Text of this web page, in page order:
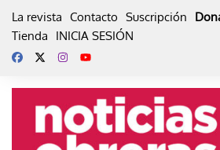
La revista Contacto Suscripción
Tienda
INICIA SESIÓN